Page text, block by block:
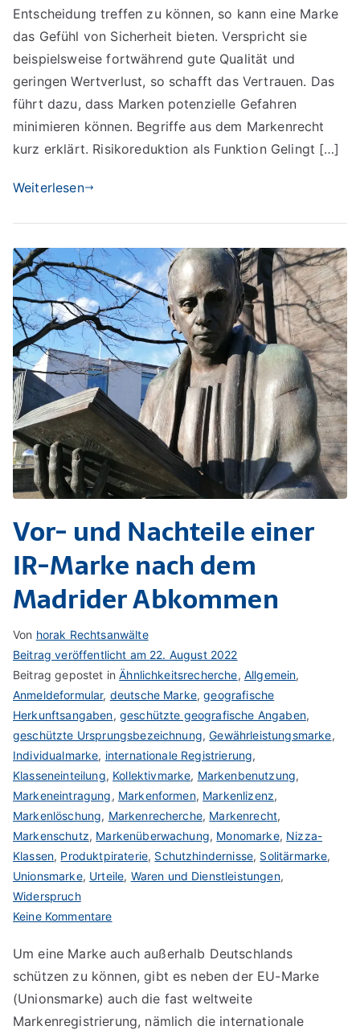
durch
Risikoreduktion
Entscheidung treffen zu können, so kann eine Marke
das Gefühl von Sicherheit bieten. Verspricht sie
beispielsweise fortwährend gute Qualität und
geringen Wertverlust, so schafft das Vertrauen. Das
führt dazu, dass Marken potenzielle Gefahren
minimieren können. Begriffe aus dem Markenrecht
kurz erklärt. Risikoreduktion als Funktion Gelingt […]
Weiterlesen
Vor- und Nachteile einer
IR-Marke nach dem
Madrider Abkommen
Von horak Rechtsanwälte
Beitrag veröffentlicht am 22. August 2022
Beitrag gepostet inÄhnlichkeitsrecherche, Allgemein,
Anmeldeformular, deutsche Marke,geografische
Herkunftsangaben, geschützte geografische Angaben,
geschützte Ursprungsbezeichnung,Gewährleistungsmarke,
Individualmarke, internationale Registrierung,
Klasseneinteilung, Kollektivmarke, Markenbenutzung,
Markeneintragung, Markenformen, Markenlizenz,
Markenlöschung, Markenrecherche, Markenrecht,
Markenschutz, Markenüberwachung, Monomarke, Nizza-
Klassen, Produktpiraterie, Schutzhindernisse, Solitärmarke,
Unionsmarke, Urteile, Waren und Dienstleistungen,
Widerspruch
Keine Kommentarezu
und
Nachteile
einer
IR-
Um eine Marke auch außerhalb Deutschlands
schützen zu können, gibt es neben der EU-Marke
(Unionsmarke) auch die fast weltweite
Markenregistrierung, nämlich die internationale